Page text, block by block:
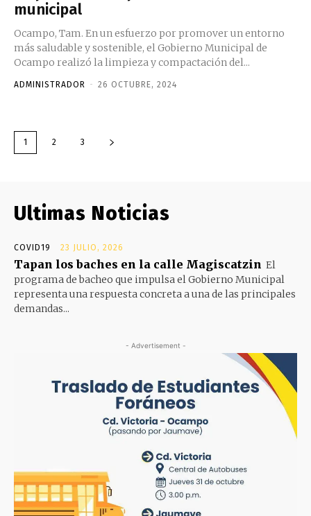
municipal
Ocampo, Tam. En un esfuerzo por promover un entorno
más saludable y sostenible, el Gobierno Municipal de
Ocampo realizó la limpieza y compactación del...
ADMINISTRADOR - 26 OCTUBRE, 2024
1 2 3
Ultimas Noticias
COVID19 23 JULIO, 2026
Tapan los baches en la calle Magiscatzin El
programa de bacheo que impulsa el Gobierno Municipal
representa una respuesta concreta a una de las principales
demandas...
- Advertisement -